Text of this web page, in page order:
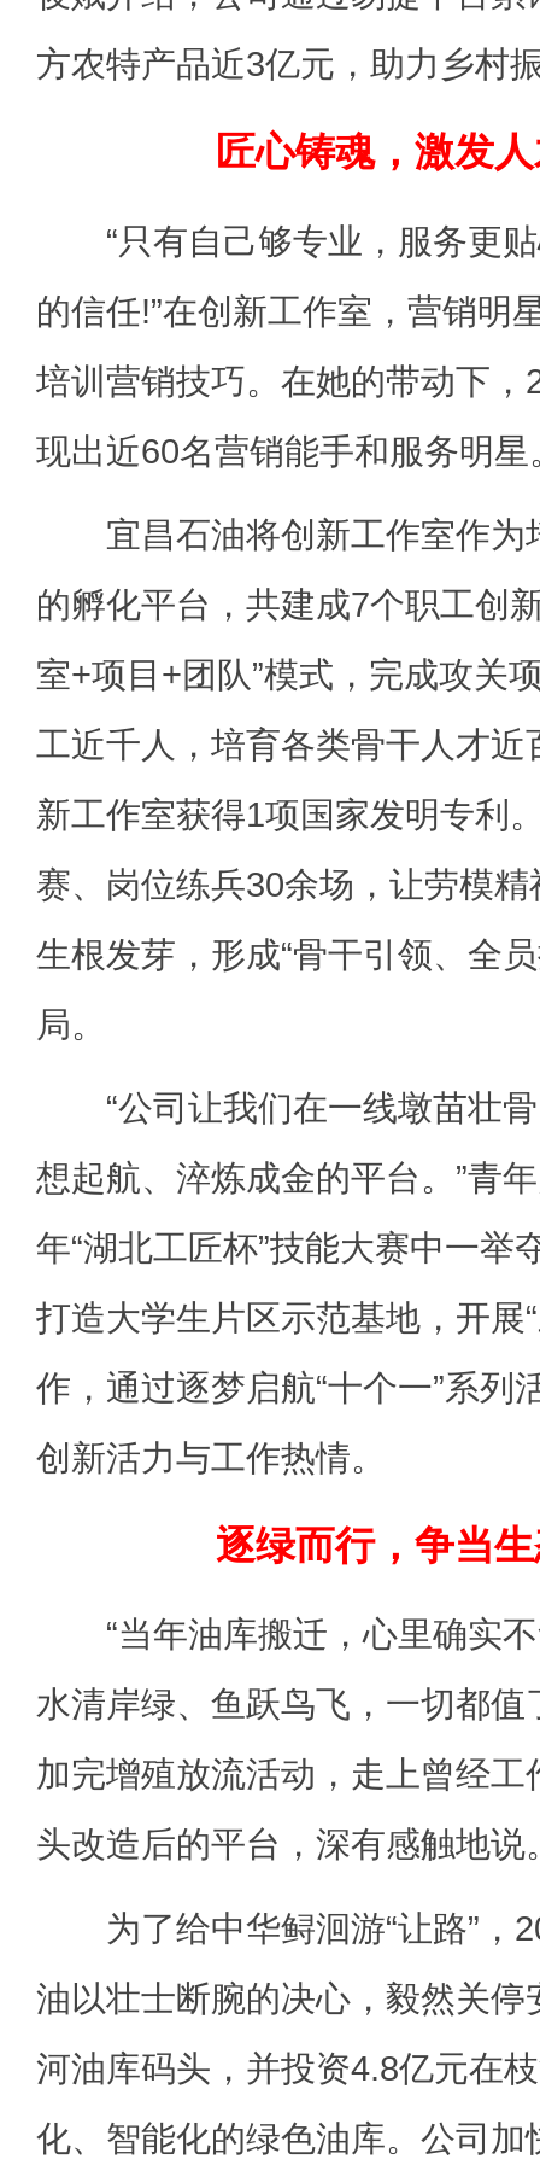
方农特产品近3亿元，助力乡村
匠心铸魂，激发
“只有自己够专业，服务更贴
的信任!”在创新工作室，营销明
培训营销技巧。在她的带动下，
现出近60名营销能手和服务明星
宜昌石油将创新工作室作为
的孵化平台，共建成7个职工创
室+项目+团队”模式，完成攻关
工近千人，培育各类骨干人才近
新工作室获得1项国家发明专利
赛、岗位练兵30余场，让劳模
生根发芽，形成“骨干引领、全
局。
“公司让我们在一线墩苗壮骨
想起航、淬炼成金的平台。”青
年“湖北工匠杯”技能大赛中一举
打造大学生片区示范基地，开展
作，通过逐梦启航“十个一”系列
创新活力与工作热情。
逐绿而行，争当
“当年油库搬迁，心里确实不
水清岸绿、鱼跃鸟飞，一切都值
加完增殖放流活动，走上曾经
头改造后的平台，深有感触地说
为了给中华鲟洄游“让路”，
油以壮士断腕的决心，毅然关停
河油库码头，并投资4.8亿元在
化、智能化的绿色油库。公司加